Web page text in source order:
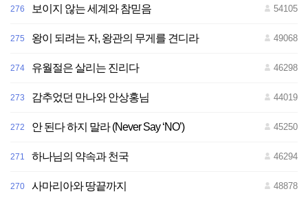
276 보이지 않는 세계와 참믿음 54105
275 왕이 되려는 자, 왕관의 무게를 견디라 49068
274 유월절은 살리는 진리다 46298
273 감추었던 만나와 안상홍님 44019
272 안 된다 하지 말라 (Never Say ‘NO’) 45250
271 하나님의 약속과 천국 46294
270 사마리아와 땅끝까지 48878